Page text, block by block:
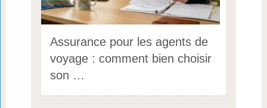
Assurance pour les agents de
voyage : comment bien choisir
son …